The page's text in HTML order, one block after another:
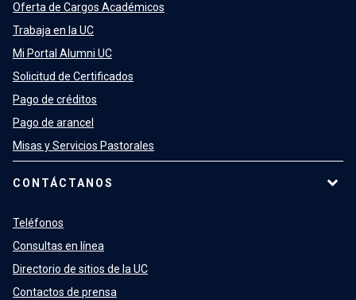
Oferta de Cargos Académicos
Trabaja en la UC
Mi Portal Alumni UC
Solicitud de Certificados
Pago de créditos
Pago de arancel
Misas y Servicios Pastorales
CONTÁCTANOS
Teléfonos
Consultas en línea
Directorio de sitios de la UC
Contactos de prensa